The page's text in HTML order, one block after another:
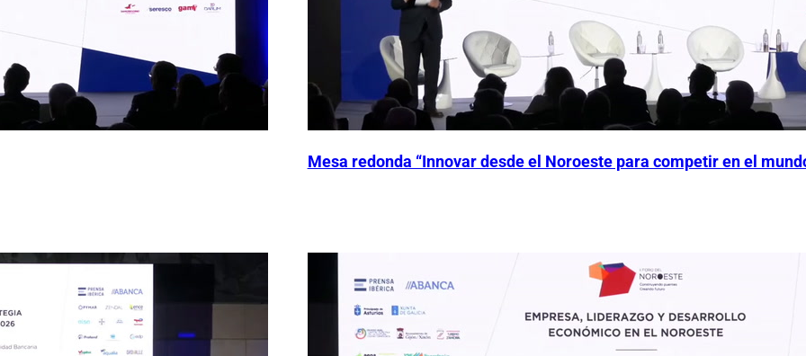
Mesa redonda “Innovar desde el Noroeste para competir en el